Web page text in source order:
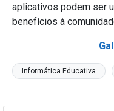
aplicativos podem ser
benefícios à
Informática Educativa